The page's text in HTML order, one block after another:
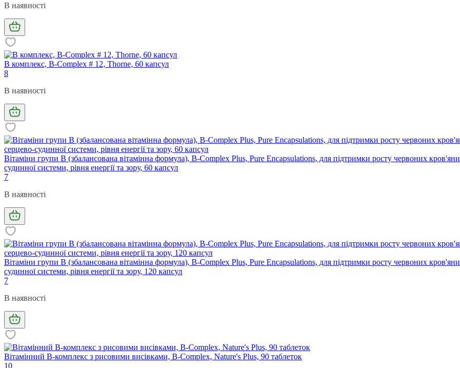
В наявності
В комплекс, B-Complex # 12, Thorne, 60 капсул
8
В наявності
Вітаміни групи B (збалансована вітамінна формула), B-Complex Plus, Pure Encapsulations, для підтримки росту червоних
судинної системи, рівня енергії та зору, 60 капсул
7
В наявності
Вітаміни групи B (збалансована вітамінна формула), B-Complex Plus, Pure Encapsulations, для підтримки росту червоних
судинної системи, рівня енергії та зору, 120 капсул
7
В наявності
Вітамінний В-комплекс з рисовими висівками, B-Complex, Nature's Plus, 90 таблеток
10